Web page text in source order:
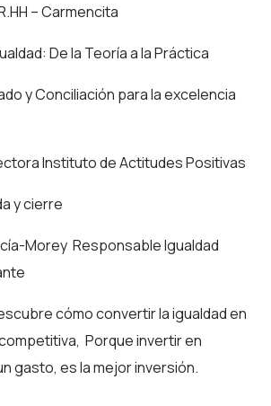
– Carmencita
De la Teoría a la Práctica
y Conciliación para la excelencia
Instituto de Actitudes Positivas
y cierre
Morey Responsable Igualdad
cómo convertir la igualdad en
Porque invertir en
gasto, es la mejor inversión.